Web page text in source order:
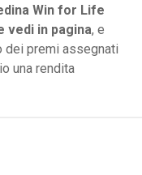
Win for Life
vedi in pagina, e
dei premi assegnati
una rendita